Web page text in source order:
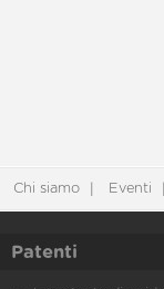
Chi siamo Eventi
Patenti